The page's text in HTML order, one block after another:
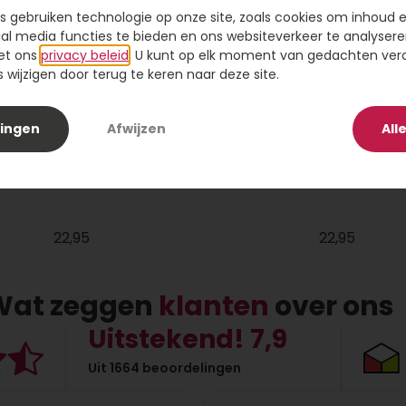
22,95 22,95
zeggen klanten over ons
Uitstekend! 7,9
Uit 1664 beoordelingen
gebruiken technologie op onze site, zoals cookies om inhoud
media functies te bieden en ons websiteverkeer te
ons privacy beleid . U kunt op elk moment van gedachten
door terug te keren naar deze site.
Afwijzen